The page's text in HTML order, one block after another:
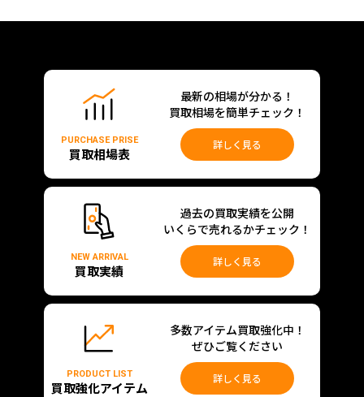
PURCHASE PRISE
買取相場表
最新の相場が分かる！
買取相場を簡単チェック！
詳しく見る
NEW ARRIVAL
買取実績
過去の買取実績を公開
いくらで売れるかチェック！
詳しく見る
PRODUCT LIST
買取強化アイテム
多数アイテム買取強化中！
ぜひご覧ください
詳しく見る